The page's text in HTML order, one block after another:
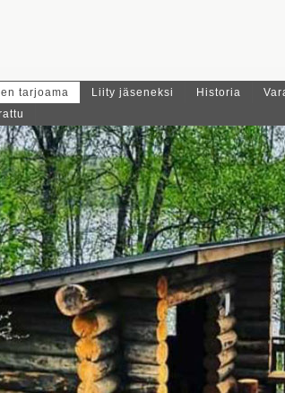
tarjoama Liity jäseneksi Historia